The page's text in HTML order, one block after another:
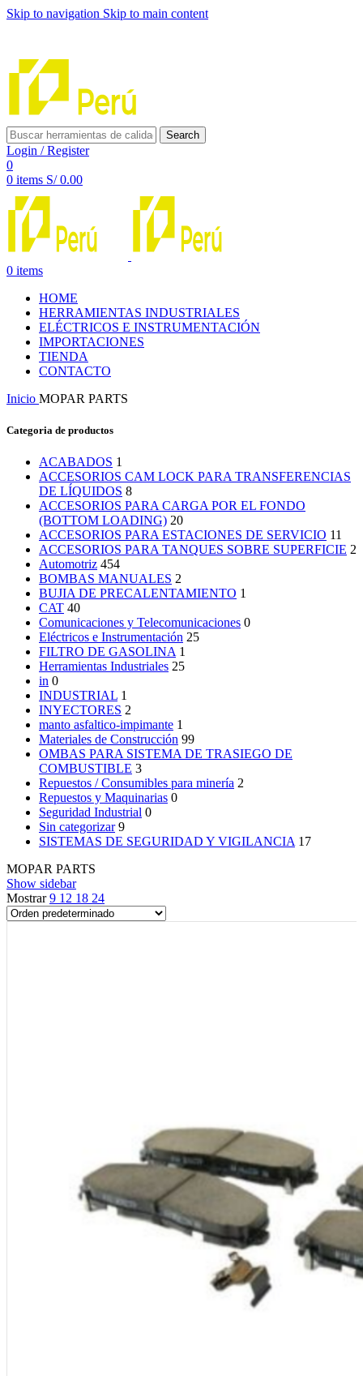
Skip to navigation Skip to main content
Search
Login / Register
0
0 items S/0.00
0 items
HOME
HERRAMIENTAS INDUSTRIALES
ELÉCTRICOS E INSTRUMENTACIÓN
IMPORTACIONES
TIENDA
CONTACTO
Inicio MOPAR PARTS
Categoria de productos
ACABADOS 1
ACCESORIOS CAM LOCK PARA TRANSFERENCIAS
DE LÍQUIDOS 8
ACCESORIOS PARA CARGA POR EL FONDO
(BOTTOM LOADING) 20
ACCESORIOS PARA ESTACIONES DE SERVICIO 11
ACCESORIOS PARA TANQUES SOBRE SUPERFICIE 2
Automotriz 454
BOMBAS MANUALES 2
BUJIA DE PRECALENTAMIENTO 1
CAT 40
Comunicaciones y Telecomunicaciones 0
Eléctricos e Instrumentación 25
FILTRO DE GASOLINA 1
Herramientas Industriales 25
in 0
INDUSTRIAL 1
INYECTORES 2
manto asfaltico-impimante 1
Materiales de Construcción 99
OMBAS PARA SISTEMA DE TRASIEGO DE
COMBUSTIBLE 3
Repuestos / Consumibles para minería 2
Repuestos y Maquinarias 0
Seguridad Industrial 0
Sin categorizar 9
SISTEMAS DE SEGURIDAD Y VIGILANCIA 17
MOPAR PARTS
Show sidebar
Mostrar9 12 18 24